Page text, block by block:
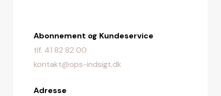
Abonnement og Kundeservice
tlf. 41 82 82 00
kontakt@ops-indsigt.dk
Adresse